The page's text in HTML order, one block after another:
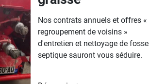
Nos contrats annuels et offres «
regroupement de voisins »
d'entretien et nettoyage de fosse
septique sauront vous séduire.